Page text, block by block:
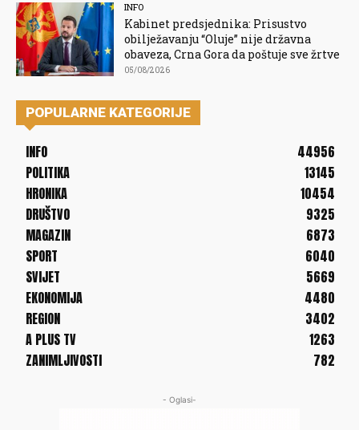
INFO
Kabinet predsjednika: Prisustvo
obilježavanju “Oluje” nije državna
obaveza, Crna Gora da poštuje sve žrtve
05/08/2026
POPULARNE KATEGORIJE
INFO
44956
POLITIKA
13145
HRONIKA
10454
DRUŠTVO
9325
MAGAZIN
6873
SPORT
6040
SVIJET
5669
EKONOMIJA
4480
REGION
3402
A PLUS TV
1263
ZANIMLJIVOSTI
782
- Oglasi-